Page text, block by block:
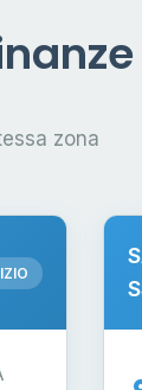
zona